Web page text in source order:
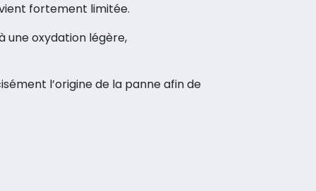
fortement limitée.
une oxydation légère,
l’origine de la panne afin de